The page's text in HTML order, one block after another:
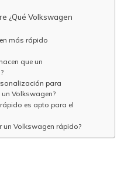
¿Qué Volkswagen
más rápido
que un
para
Volkswagen?
es apto para el
un Volkswagen rápido?